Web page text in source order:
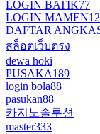
LOGIN BATIK77
LOGIN
DAFTAR
สล็อตเว็บตรง
dewa hoki
PUSAKA189
login bola88
pasukan88
카지노솔루션
master333